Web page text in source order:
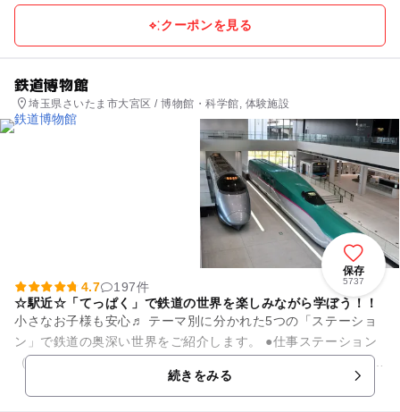
クーポンを見る
鉄道博物館
埼玉県さいたま市大宮区 / 博物館・科学館, 体験施設
保存
5737
4.7
197件
☆駅近☆「てっぱく」で鉄道の世界を楽しみながら学ぼう！！
小さなお子様も安心♬ テーマ別に分かれた5つの「ステーショ
ン」で鉄道の奥深い世界をご紹介します。 ●仕事ステーション
（本館1・2階） 日本初の蒸気機関車から新幹線まで、実物車
続きをみる